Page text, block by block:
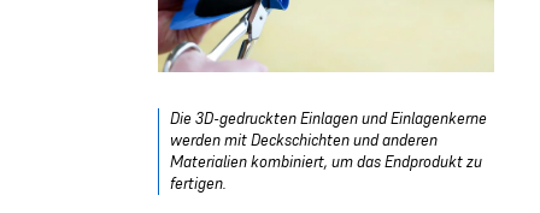
Die 3D-gedruckten Einlagen und Einlagenkerne
werden mit Deckschichten und anderen
Materialien kombiniert, um das Endprodukt zu
fertigen.